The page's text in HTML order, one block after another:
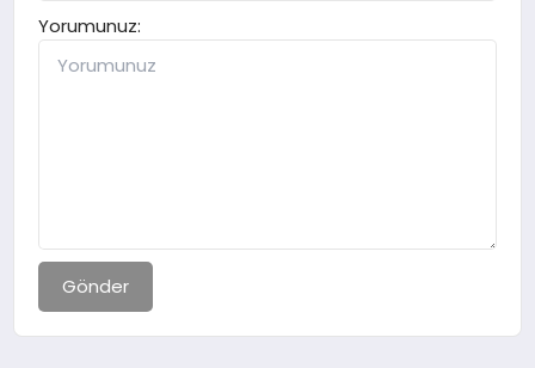
Yorumunuz:
Gönder